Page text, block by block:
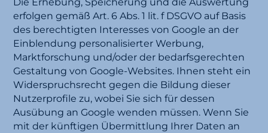
erfolgen gemäß Art. 6 Abs. 1 lit. f DSGVO auf Basis
des berechtigten Interesses von Google an der
Einblendung personalisierter Werbung,
Marktforschung und/oder der bedarfsgerechten
Gestaltung von Google-Websites. Ihnen steht ein
Widerspruchsrecht gegen die Bildung dieser
Nutzerprofile zu, wobei Sie sich für dessen
Ausübung an Google wenden müssen. Wenn Sie
mit der künftigen Übermittlung Ihrer Daten an